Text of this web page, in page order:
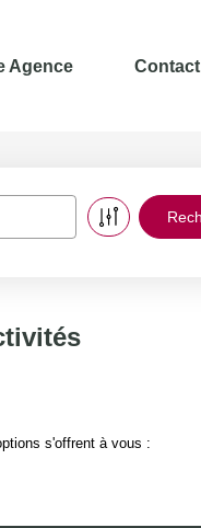
Agence Contact
s'offrent à vous :